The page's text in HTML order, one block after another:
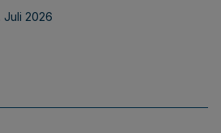
Juli 2026